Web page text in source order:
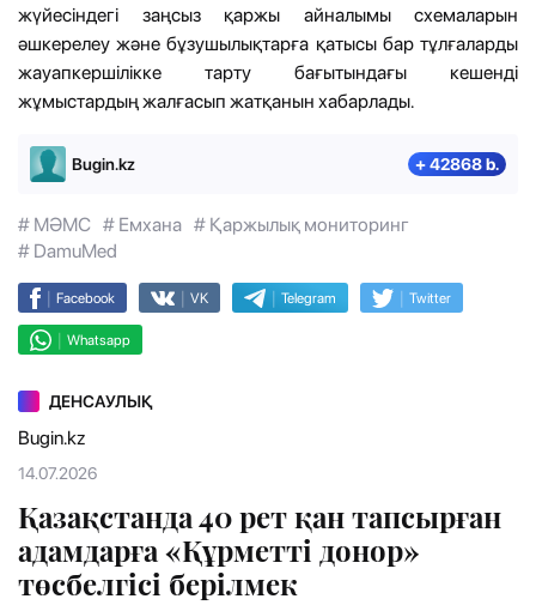
жүйесіндегі заңсыз қаржы айналымы схемаларын
әшкерелеу және бұзушылықтарға қатысы бар тұлғаларды
жауапкершілікке тарту бағытындағы кешенді
жұмыстардың жалғасып жатқанын хабарлады.
Bugin.kz + 42868 b.
# МӘМС # Емхана # Қаржылық мониторинг
# DamuMed
| Facebook | VK | Telegram | Twitter
| Whatsapp
ДЕНСАУЛЫҚ
Bugin.kz
14.07.2026
Қазақстанда 40 рет қан тапсырған
адамдарға «Құрметті донор»
төсбелгісі берілмек